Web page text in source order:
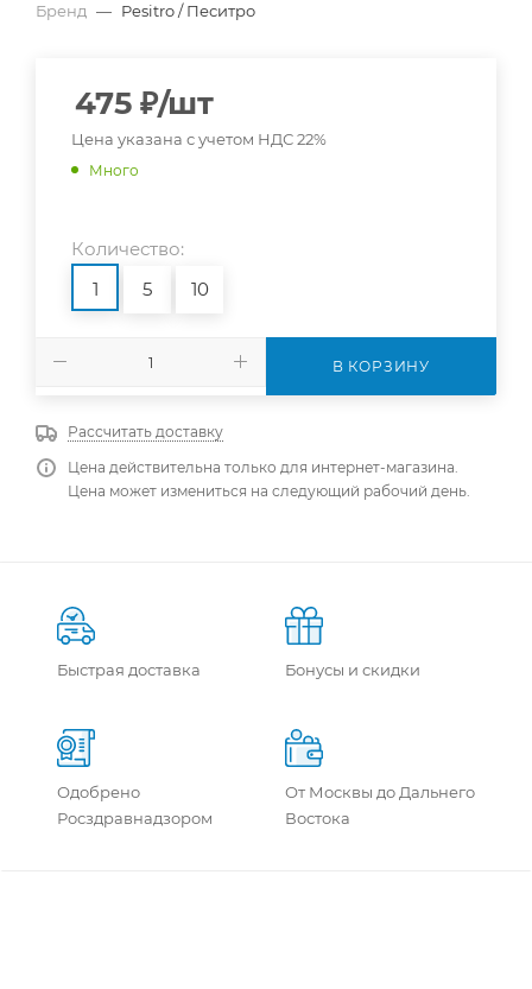
Бренд — Pesitro / Песитро
475 ₽/шт
Цена указана с учетом НДС 22%
Много
Количество:
1
5 10
В КОРЗИНУ
Рассчитать доставку
Цена действительна только для интернет-магазина.
Цена может измениться на следующий рабочий день.
Быстрая доставка Бонусы и скидки
Одобрено
Росздравнадзором
От Москвы до Дальнего
Востока